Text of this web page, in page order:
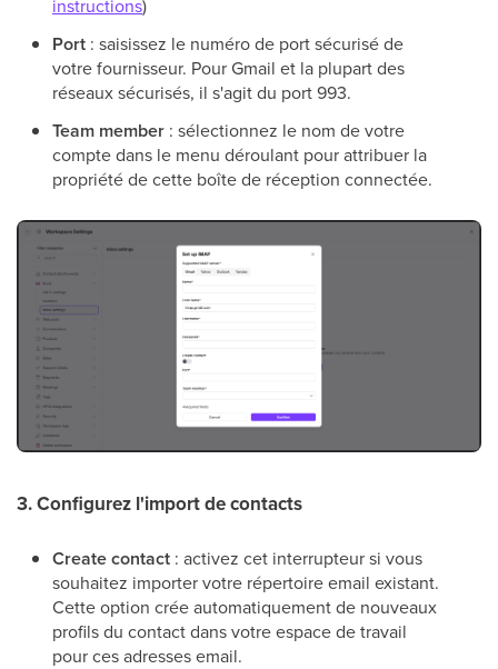
instructions)
Port : saisissez le numéro de port sécurisé de
votre fournisseur. Pour Gmail et la plupart des
réseaux sécurisés, il s'agit du port 993.
Team member : sélectionnez le nom de votre
compte dans le menu déroulant pour attribuer la
propriété de cette boîte de réception connectée.
3. Configurez l'import de contacts
Create contact : activez cet interrupteur si vous
souhaitez importer votre répertoire email existant.
Cette option crée automatiquement de nouveaux
profils du contact dans votre espace de travail
pour ces adresses email.